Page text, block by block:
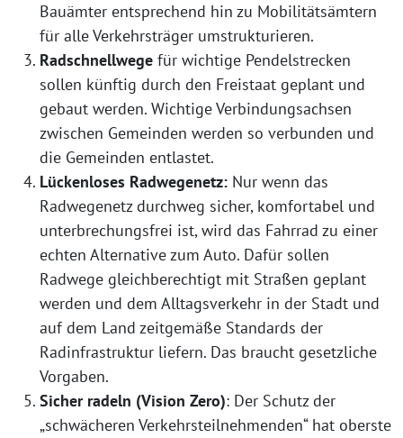
Bauämter entsprechend hin zu Mobilitätsämtern
für alle Verkehrsträger umstrukturieren.
Radschnellwege für wichtige Pendelstrecken
sollen künftig durch den Freistaat geplant und
gebaut werden. Wichtige Verbindungsachsen
zwischen Gemeinden werden so verbunden und
die Gemeinden entlastet.
Lückenloses Radwegenetz: Nur wenn das
Radwegenetz durchweg sicher, komfortabel und
unterbrechungsfrei ist, wird das Fahrrad zu einer
echten Alternative zum Auto. Dafür sollen
Radwege gleichberechtigt mit Straßen geplant
werden und dem Alltagsverkehr in der Stadt und
auf dem Land zeitgemäße Standards der
Radinfrastruktur liefern. Das braucht gesetzliche
Vorgaben.
Sicher radeln (Vision Zero): Der Schutz der
„schwächeren Verkehrsteilnehmenden“ hat oberste